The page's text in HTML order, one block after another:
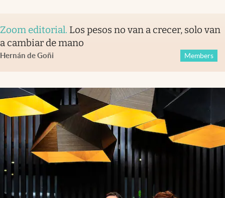
Zoom editorial. Los pesos no van a crecer, solo van
a cambiar de mano
Hernán de Goñi Members